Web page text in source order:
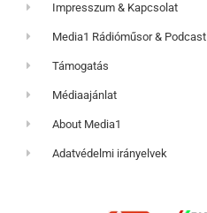
Impresszum & Kapcsolat
Media1 Rádióműsor & Podcast
Támogatás
Médiaajánlat
About Media1
Adatvédelmi irányelvek